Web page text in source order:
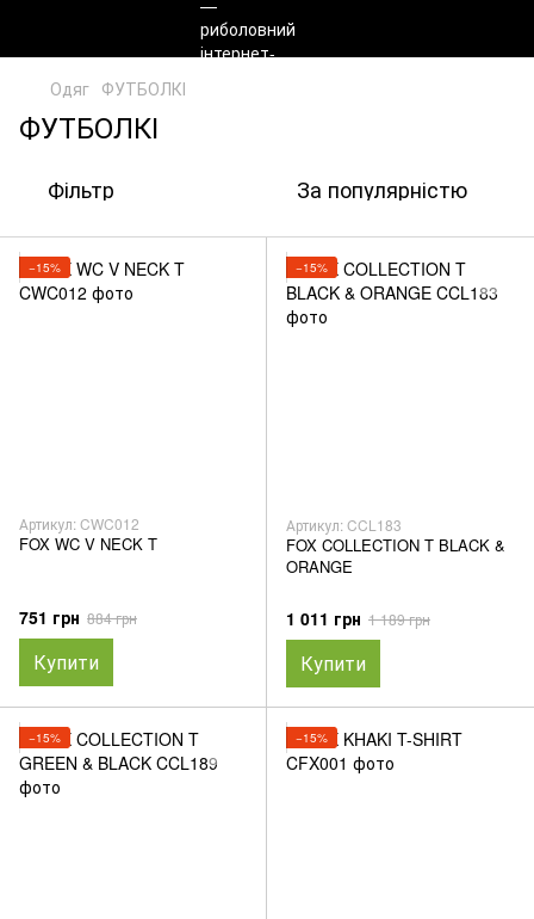
Одяг ФУТБОЛКІ
ФУТБОЛКІ
Фільтр За популярністю
−15%
Артикул: CWC012
FOX WC V NECK T
751 грн 884 грн
Купити
−15%
Артикул: CCL183
FOX COLLECTION T BLACK &
ORANGE
1 011 грн 1 189 грн
Купити
−15% −15%